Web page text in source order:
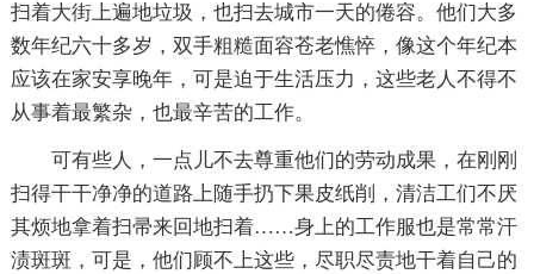
扫着大街上遍地垃圾，也扫去城市一天的倦容。他们大多
数年纪六十多岁，双手粗糙面容苍老憔悴，像这个年纪本
应该在家安享晚年，可是迫于生活压力，这些老人不得不
从事着最繁杂，也最辛苦的工作。
可有些人，一点儿不去尊重他们的劳动成果，在刚刚
扫得干干净净的道路上随手扔下果皮纸削，清洁工们不厌
其烦地拿着扫帚来回地扫着……身上的工作服也是常常汗
渍斑斑，可是，他们顾不上这些，尽职尽责地干着自己的